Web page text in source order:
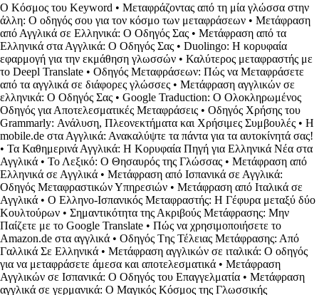
Ο Κόσμος του Keyword • Μεταφράζοντας από τη μία γλώσσα στην
άλλη: Ο οδηγός σου για τον κόσμο των μεταφράσεων • Μετάφραση
από Αγγλικά σε Ελληνικά: Ο Οδηγός Σας • Μετάφραση από τα
Ελληνικά στα Αγγλικά: Ο Οδηγός Σας • Duolingo: Η κορυφαία
εφαρμογή για την εκμάθηση γλωσσών • Καλύτερος μεταφραστής με
το Deepl Translate • Οδηγός Μεταφράσεων: Πώς να Μεταφράσετε
από τα αγγλικά σε διάφορες γλώσσες • Μετάφραση αγγλικών σε
ελληνικά: Ο Οδηγός Σας • Google Traduction: Ο Ολοκληρωμένος
Οδηγός για Αποτελεσματικές Μεταφράσεις • Οδηγός Χρήσης του
Grammarly: Ανάλυση, Πλεονεκτήματα και Χρήσιμες Συμβουλές • Η
mobile.de στα Αγγλικά: Ανακαλύψτε τα πάντα για τα αυτοκίνητά σας!
• Τα Καθημερινά Αγγλικά: Η Κορυφαία Πηγή για Ελληνικά Νέα στα
Αγγλικά • Το Λεξικό: Ο Θησαυρός της Γλώσσας • Μετάφραση από
Ελληνικά σε Αγγλικά • Μετάφραση από Ισπανικά σε Αγγλικά:
Οδηγός Μεταφραστικών Υπηρεσιών • Μετάφραση από Ιταλικά σε
Αγγλικά • Ο Ελληνο-Ισπανικός Μεταφραστής: Η Γέφυρα μεταξύ δύο
Κουλτούρων • Σημαντικότητα της Ακριβούς Μετάφρασης: Μην
Παίζετε με το Google Translate • Πώς να χρησιμοποιήσετε το
Amazon.de στα αγγλικά • Οδηγός Tης Τέλειας Μετάφρασης: Από
Γαλλικά Σε Ελληνικά • Μετάφραση αγγλικών σε ιταλικά: Ο οδηγός
για να μεταφράσετε άμεσα και αποτελεσματικά • Μετάφραση
Αγγλικών σε Ισπανικά: Ο Οδηγός του Επαγγελματία • Μετάφραση
αγγλικά σε γερμανικά: Ο Μαγικός Κόσμος της Γλωσσικής